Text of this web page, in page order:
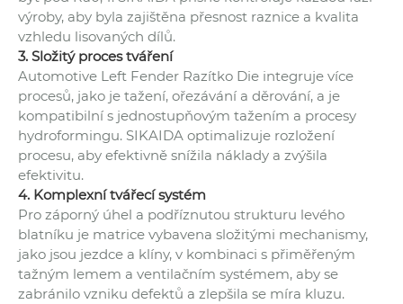
výroby, aby byla zajištěna přesnost raznice a kvalita
vzhledu lisovaných dílů.
3. Složitý proces tváření
Automotive Left Fender Razítko Die integruje více
procesů, jako je tažení, ořezávání a děrování, a je
kompatibilní s jednostupňovým tažením a procesy
hydroformingu. SIKAIDA optimalizuje rozložení
procesu, aby efektivně snížila náklady a zvýšila
efektivitu.
4. Komplexní tvářecí systém
Pro záporný úhel a podříznutou strukturu levého
blatníku je matrice vybavena složitými mechanismy,
jako jsou jezdce a klíny, v kombinaci s přiměřeným
tažným lemem a ventilačním systémem, aby se
zabránilo vzniku defektů a zlepšila se míra kluzu.